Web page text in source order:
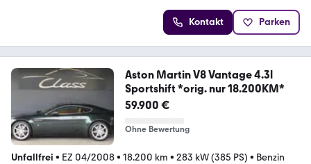
Kontakt Parken
Aston Martin V8 Vantage 4.3l
Sportshift *orig. nur 18.200KM*
59.900 €
Ohne Bewertung
Unfallfrei • EZ 04/2008• 18.200 km • 283 kW (385 PS) • Benzin